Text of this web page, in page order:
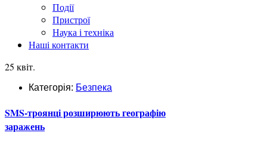
Події
Пристрої
Наука і техніка
Наші контакти
25 квіт.
Категорія: Безпека
SMS-троянці розширюють географію
заражень